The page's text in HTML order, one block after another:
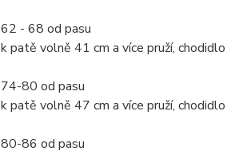
62 - 68 od pasu
k patě volně 41 cm a více pruží,
74-80 od pasu
k patě volně 47 cm a více pruží,
80-86 od pasu